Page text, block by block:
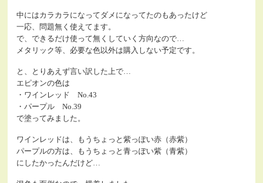
中にはカラカラになってダメになってたのもあったけど
一応、問題無く使えてます。
で、できるだけ使って無くしていく方向なので…
メタリック等、必要な色以外は購入しない予定です。
と、とりあえず言い訳した上で…
エピオンの色は
・ワインレッド No.43
・パープル No.39
で塗ってみました。
ワインレッドは、もうちょっと紫っぽい赤（赤紫）
パープルの方は、もうちょっと青っぽい紫（青紫）
にしたかったんだけど…